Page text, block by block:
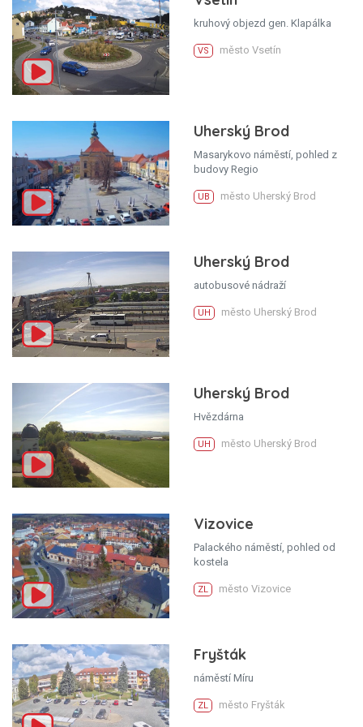
kruhový objezd gen. Klapálka
VS město Vsetín
Uherský Brod
Masarykovo náměstí, pohled z
budovy Regio
UB město Uherský Brod
Uherský Brod
autobusové nádraží
UH město Uherský Brod
Uherský Brod
Hvězdárna
UH město Uherský Brod
Vizovice
Palackého náměstí, pohled od
kostela
ZL město Vizovice
Fryšták
náměstí Míru
ZL město Fryšták